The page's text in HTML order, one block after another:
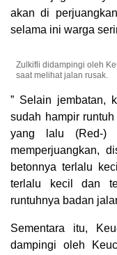
akan di
selama ini warga
Zulkifli didampingi oleh
saat melihat jalan rusak.
” Selain jembatan,
sudah hampir
yang lalu (Red-
memperjuangkan,
betonnya terlalu
terlalu kecil dan
runtuhnya badan
Sementara itu,
dampingi oleh